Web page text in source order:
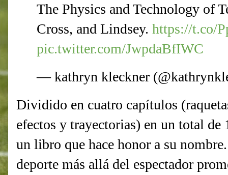
The Physics and Technology of
Cross, and Lindsey. https://t.co/
pic.twitter.com/JwpdaBfIWC
— kathryn kleckner
Dividido en cuatro capítulos
efectos y trayectorias) en un total de
un libro que hace honor a su
deporte más allá del espectador